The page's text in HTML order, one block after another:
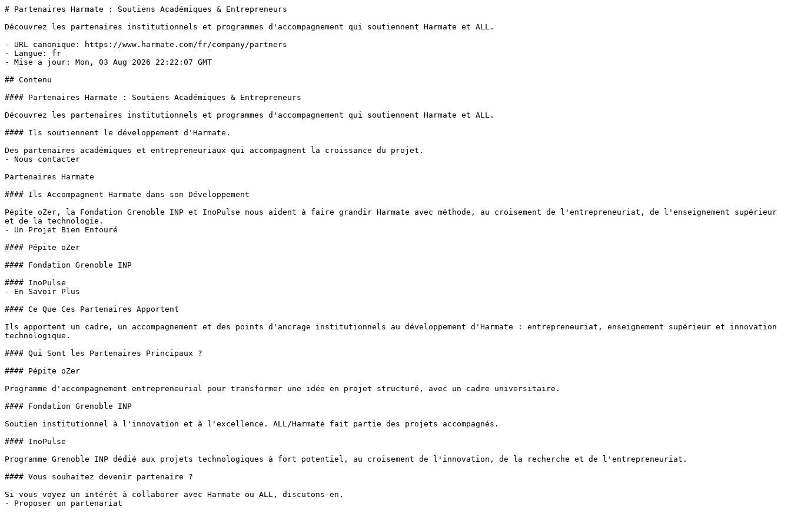
# Partenaires Harmate : Soutiens Académiques & Entrepreneurs
Découvrez les partenaires institutionnels et programmes d'accompagnement qui soutiennent Harmate et ALL.
- URL canonique: https://www.harmate.com/fr/company/partners
- Langue: fr
- Mise a jour: Mon, 03 Aug 2026 22:22:07 GMT
## Contenu
#### Partenaires Harmate : Soutiens Académiques & Entrepreneurs
Découvrez les partenaires institutionnels et programmes d'accompagnement qui soutiennent Harmate et ALL.
#### Ils soutiennent le développement d'Harmate.
Des partenaires académiques et entrepreneuriaux qui accompagnent la croissance du projet.
- Nous contacter
Partenaires Harmate
#### Ils Accompagnent Harmate dans son Développement
Pépite oZer, la Fondation Grenoble INP et InoPulse nous aident à faire grandir Harmate avec méthode, au croisement de l'entrepreneuriat, de l'enseignement supérieur
et de la technologie.
- Un Projet Bien Entouré
#### Pépite oZer
#### Fondation Grenoble INP
#### InoPulse
- En Savoir Plus
#### Ce Que Ces Partenaires Apportent
Ils apportent un cadre, un accompagnement et des points d'ancrage institutionnels au développement d'Harmate : entrepreneuriat, enseignement supérieur et innovation
technologique.
#### Qui Sont les Partenaires Principaux ?
#### Pépite oZer
Programme d'accompagnement entrepreneurial pour transformer une idée en projet structuré, avec un cadre universitaire.
#### Fondation Grenoble INP
Soutien institutionnel à l'innovation et à l'excellence. ALL/Harmate fait partie des projets accompagnés.
#### InoPulse
Programme Grenoble INP dédié aux projets technologiques à fort potentiel, au croisement de l'innovation, de la recherche et de l'entrepreneuriat.
#### Vous souhaitez devenir partenaire ?
Si vous voyez un intérêt à collaborer avec Harmate ou ALL, discutons-en.